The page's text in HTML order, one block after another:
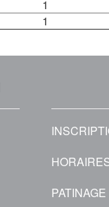
1
1